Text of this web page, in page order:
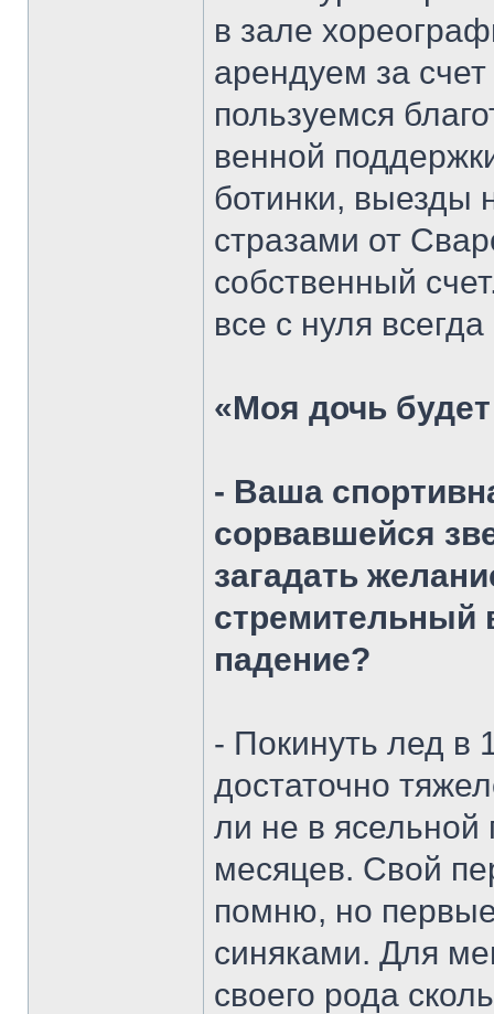
в зале
арендуем за
пользуемся
венной
ботинки, выезды
стразами от
собственный
все с нуля всегда
«Моя дочь
- Ваша
сорвавшейся
загадать
стремительный
падение?
- Покинуть лед в
достаточно
ли не в ясельной
месяцев. Свой
помню, но
синяками. Для
своего рода